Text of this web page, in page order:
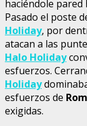
haciéndole
Pasado el poste
Holiday, por
atacan a las
Halo Holiday
esfuerzos.
Holiday
esfuerzos de
exigidas.